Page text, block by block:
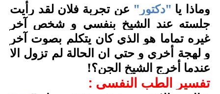
وماذا يا "دكتور" عن تجربة فلان لقد رأيت
جلسته عند الشيخ بنفسي و شخص آخر
غيره تماما هو الذي كان يتكلم بصوت آخر
و لهجة أخري و حتي ان الحالة لم تزول الا
عندما أخرج الشيخ الجن؟!
تفسير الطب النفسي :